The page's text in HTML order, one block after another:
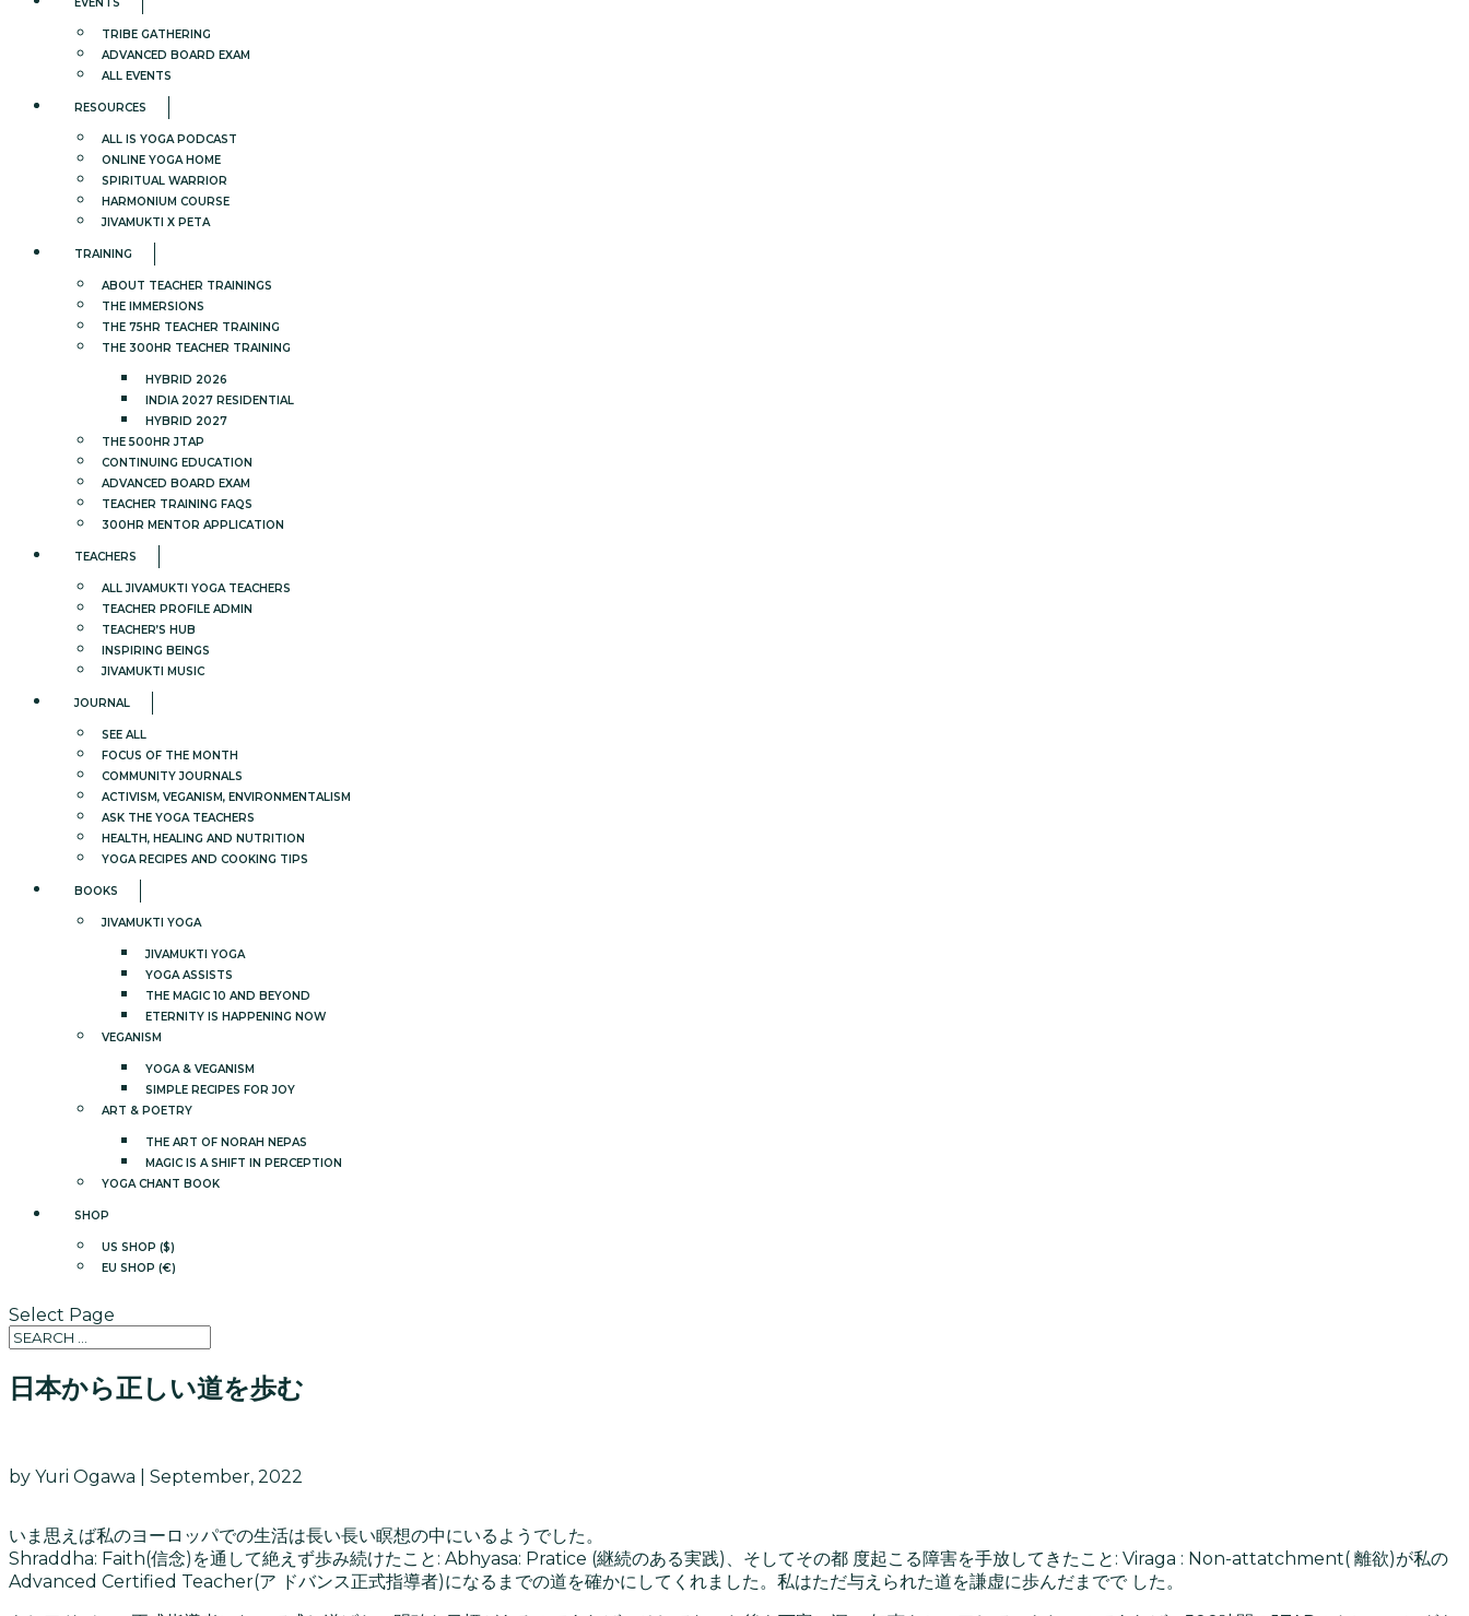
TRIBE GATHERING
ADVANCED BOARD EXAM
ALL EVENTS
RESOURCES
ALL IS YOGA PODCAST
ONLINE YOGA HOME
SPIRITUAL WARRIOR
HARMONIUM COURSE
JIVAMUKTI X PETA
TRAINING
ABOUT TEACHER TRAININGS
THE IMMERSIONS
THE 75HR TEACHER TRAINING
THE 300HR TEACHER TRAINING
HYBRID 2026
INDIA 2027 RESIDENTIAL
HYBRID 2027
THE 500HR JTAP
CONTINUING EDUCATION
ADVANCED BOARD EXAM
TEACHER TRAINING FAQS
300HR MENTOR APPLICATION
TEACHERS
ALL JIVAMUKTI YOGA TEACHERS
TEACHER PROFILE ADMIN
TEACHER’S HUB
INSPIRING BEINGS
JIVAMUKTI MUSIC
JOURNAL
SEE ALL
FOCUS OF THE MONTH
COMMUNITY JOURNALS
ACTIVISM, VEGANISM, ENVIRONMENTALISM
ASK THE YOGA TEACHERS
HEALTH, HEALING AND NUTRITION
YOGA RECIPES AND COOKING TIPS
BOOKS
JIVAMUKTI YOGA
JIVAMUKTI YOGA
YOGA ASSISTS
THE MAGIC 10 AND BEYOND
ETERNITY IS HAPPENING NOW
VEGANISM
YOGA & VEGANISM
SIMPLE RECIPES FOR JOY
ART & POETRY
THE ART OF NORAH NEPAS
MAGIC IS A SHIFT IN PERCEPTION
YOGA CHANT BOOK
SHOP
US SHOP ($)
EU SHOP (€)
Select Page
日本から正しい道を歩む
by Yuri Ogawa | September, 2022
いま思えば私のヨーロッパでの生活は長い長い瞑想の中にいるようでした。
Shraddha: Faith(信念)を通して絶えず歩み続けたこと: Abhyasa: Pratice (継続のある実践)、そしてその都 度起こる障害を手放してきたこと: Viraga : Non-attatchment( 離欲)が私の
Advanced Certified Teacher(ア ドバンス正式指導者)になるまでの道を確かにしてくれました。私はただ与えられた道を謙虚に歩んだまでで した。